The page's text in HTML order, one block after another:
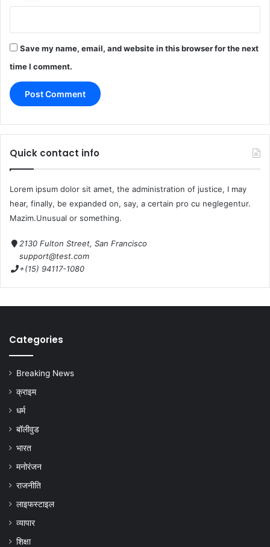
Save my name, email, and website in this browser for the next
time I comment.
Quick contact info
Lorem ipsum dolor sit amet, the administration of justice, I may
hear, finally, be expanded on, say, a certain pro cu neglegentur.
Mazim.Unusual or something.
2130 Fulton Street, San Francisco
support@test.com
+(15) 94117-1080
Categories
Breaking News
क्राइम
धर्म
बॉलीवुड
भारत
मनोरंजन
राजनीति
लाइफस्टाइल
व्यापार
शिक्षा